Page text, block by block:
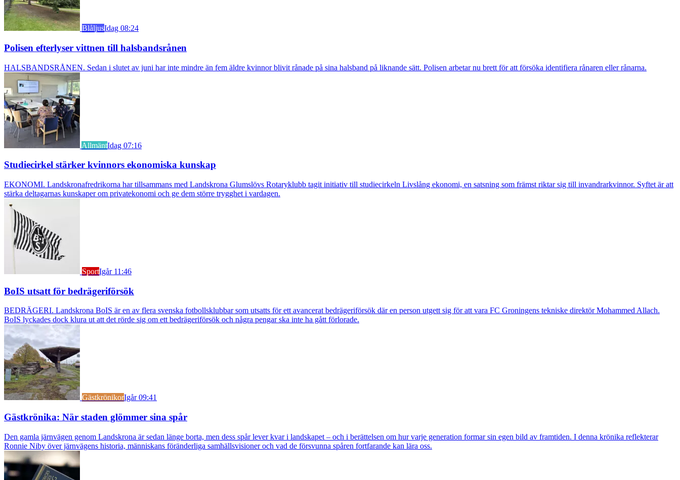
BlåljusIdag 08:24
Polisen efterlyser vittnen till halsbandsrånen
HALSBANDSRÅNEN. Sedan i slutet av juni har inte mindre än fem äldre kvinnor blivit rånade på sina halsband på liknande sätt. Polisen arbetar nu brett för att försöka identifiera rånaren eller rånarna.
AllmäntIdag 07:16
Studiecirkel stärker kvinnors ekonomiska kunskap
EKONOMI. Landskronafredrikorna har tillsammans med Landskrona Glumslövs Rotaryklubb tagit initiativ till studiecirkeln Livslång ekonomi, en satsning som främst riktar sig till invandrarkvinnor. Syftet är att
stärka deltagarnas kunskaper om privatekonomi och ge dem större trygghet i vardagen.
SportIgår 11:46
BoIS utsatt för bedrägeriförsök
BEDRÄGERI. Landskrona BoIS är en av flera svenska fotbollsklubbar som utsatts för ett avancerat bedrägeriförsök där en person utgett sig för att vara FC Groningens tekniske direktör Mohammed Allach.
BoIS lyckades dock klura ut att det rörde sig om ett bedrägeriförsök och några pengar ska inte ha gått förlorade.
GästkrönikorIgår 09:41
Gästkrönika: När staden glömmer sina spår
Den gamla järnvägen genom Landskrona är sedan länge borta, men dess spår lever kvar i landskapet – och i berättelsen om hur varje generation formar sin egen bild av framtiden. I denna krönika reflekterar
Ronnie Niby över järnvägens historia, människans föränderliga samhällsvisioner och vad de försvunna spåren fortfarande kan lära oss.